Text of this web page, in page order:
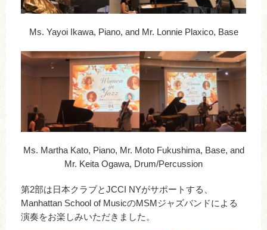
Ms. Yayoi Ikawa, Piano, and Mr. Lonnie Plaxico, Base
Ms. Martha Kato, Piano, Mr. Moto Fukushima, Base, and
Mr. Keita Ogawa, Drum/Percussion
第2部は日本クラブとJCCI NYがサポートする、
Manhattan School of MusicのMSMジャズバンドによる
演奏をお楽しみいただきました。